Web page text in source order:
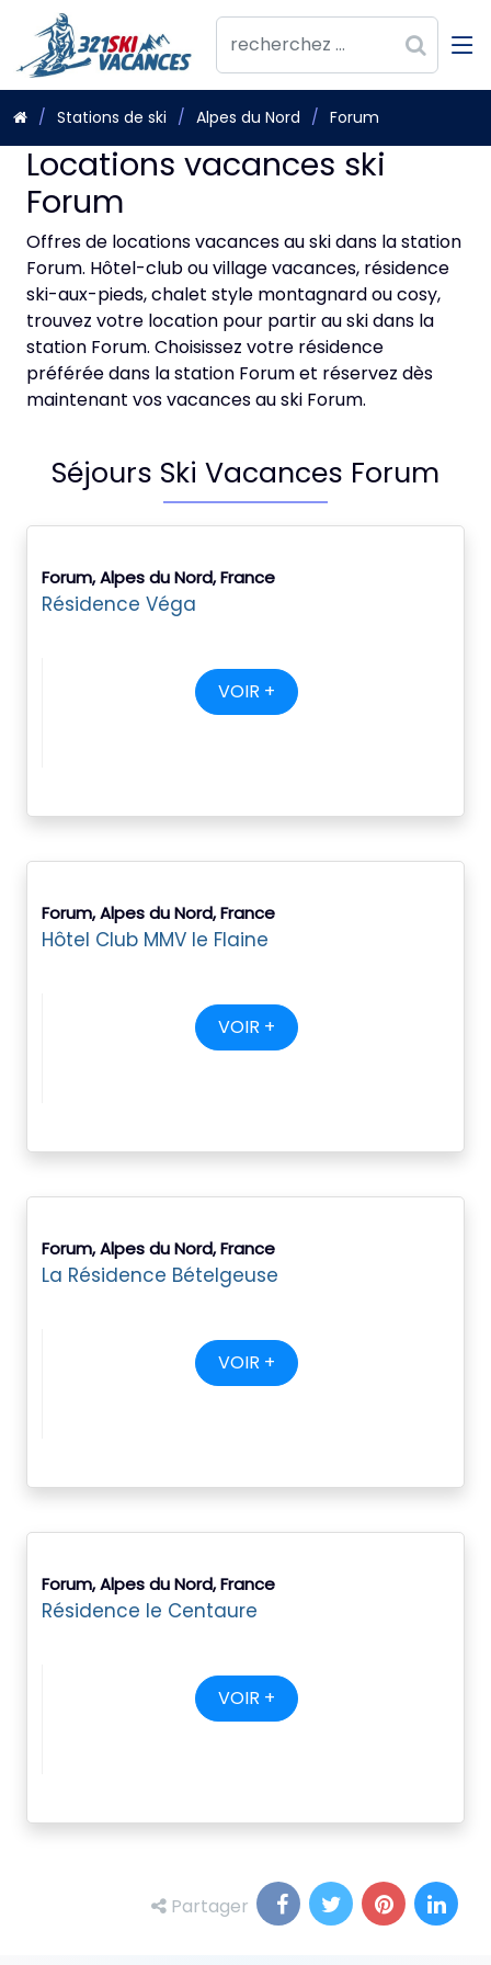
Stations de ski Alpes du Nord Forum
Locations vacances ski
Forum
Offres de locations vacances au ski dans la station
Forum. Hôtel-club ou village vacances, résidence
ski-aux-pieds, chalet style montagnard ou cosy,
trouvez votre location pour partir au ski dans la
station Forum. Choisissez votre résidence
préférée dans la station Forum et réservez dès
maintenant vos vacances au ski Forum.
Séjours Ski Vacances Forum
Forum, Alpes du Nord, France
Résidence Véga
VOIR +
Forum, Alpes du Nord, France
Hôtel Club MMV le Flaine
VOIR +
Forum, Alpes du Nord, France
La Résidence Bételgeuse
VOIR +
Forum, Alpes du Nord, France
Résidence le Centaure
VOIR +
Partager